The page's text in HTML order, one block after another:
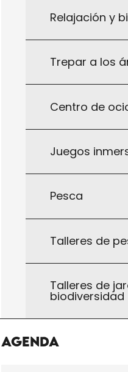
Relajación y
Trepar a los
Centro de
Juegos
Pesca
Talleres de
Talleres de
biodiversidad
Agenda
a 2km